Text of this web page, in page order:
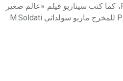
للمخرج بوجولي F.M.Poggioli، كما كتب سيناريو فيلم «عالم صغير